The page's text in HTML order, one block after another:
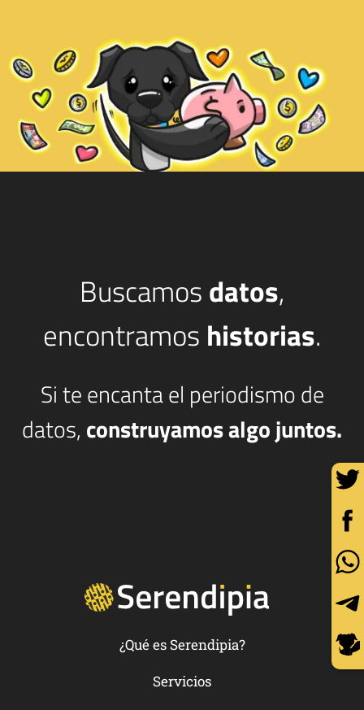
Buscamosdatos,
encontramos historias.
Si te encanta el periodismo de
datos, construyamos algo juntos.
¿Qué es Serendipia?
Servicios